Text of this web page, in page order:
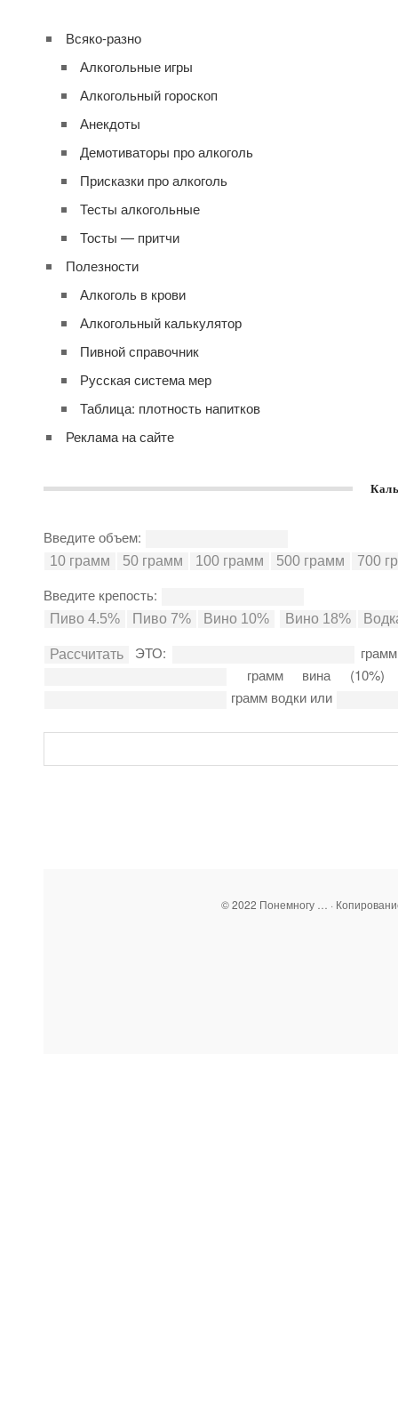
Всяко-разно
Алкогольные игры
Алкогольный гороскоп
Анекдоты
Демотиваторы про алкоголь
Присказки про алкоголь
Тесты алкогольные
Тосты — притчи
Полезности
Алкоголь в крови
Алкогольный калькулятор
Пивной справочник
Русская система мер
Таблица: плотность напитков
Реклама на сайте
Введите объем:
Введите крепость:
ЭТО:
грамм вина
грамм водки или
© 2022 Понемногу … ·